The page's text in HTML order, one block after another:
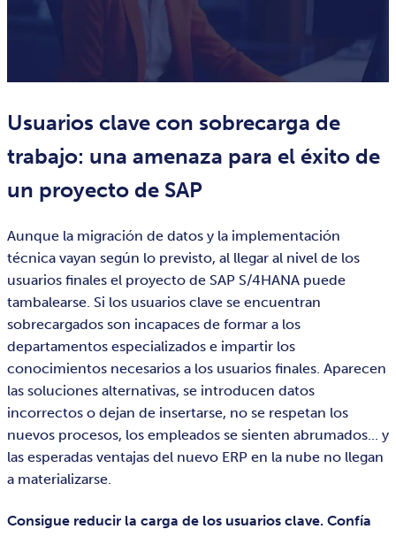
Usuarios clave con sobrecarga de
trabajo: una amenaza para el éxito de
un proyecto de SAP
Aunque la migración de datos y la implementación
técnica vayan según lo previsto, al llegar al nivel de los
usuarios finales el proyecto de SAP S/4HANA puede
tambalearse. Si los usuarios clave se encuentran
sobrecargados son incapaces de formar a los
departamentos especializados e impartir los
conocimientos necesarios a los usuarios finales. Aparecen
las soluciones alternativas, se introducen datos
incorrectos o dejan de insertarse, no se respetan los
nuevos procesos, los empleados se sienten abrumados... y
las esperadas ventajas del nuevo ERP en la nube no llegan
a materializarse.
Consigue reducir la carga de los usuarios clave. Confía